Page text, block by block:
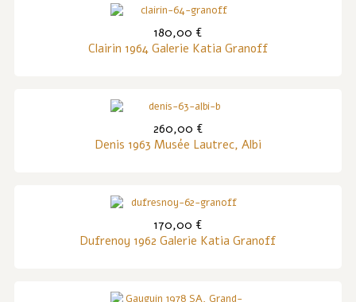
180,00 €
Clairin 1964 Galerie Katia Granoff
260,00 €
Denis 1963 Musée Lautrec, Albi
170,00 €
Dufrenoy 1962 Galerie Katia Granoff